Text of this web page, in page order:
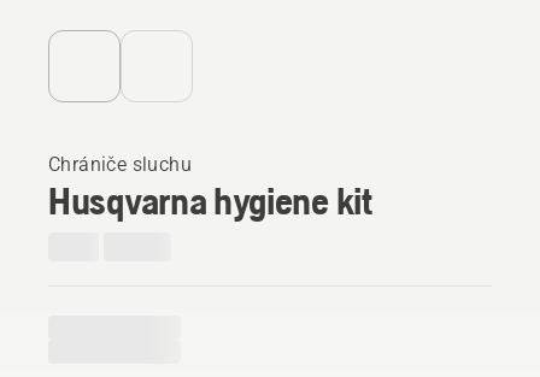
Chrániče sluchu
Husqvarna hygiene kit